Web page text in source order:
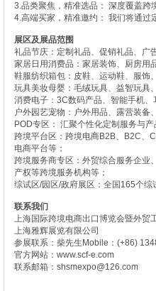
3.品类聚焦，精准选品： 深度覆盖跨
4.高端买家，精准邀约： 我们将通过
展区及展品范围
礼品节庆：定制礼品、促销礼品、广
家居日用消费品：家居装饰、厨房用
鞋服纺织箱包：皮鞋、运动鞋、服饰
玩具美妆母婴：毛绒玩具、益智玩具
消费电子：3C数码产品、智能手机
户外园艺宠物：户外用品、露营装备
POD专区： 汇聚个性化定制服务与
跨境平台区：跨境电商B2B、B2C、
电商平台等；
跨境服务商专区：外贸综合服务企业
产权等跨境服务机构等；
综试区/园区/政府展区：全国165个综
联系我们
上海国际跨境电商出口博览会暨外贸
上海雅辉展览有限公司
参展联系：柴先生Mobile：(+86)
官方网站：www.scf-e.com
联系邮箱： shsmexpo@126.com